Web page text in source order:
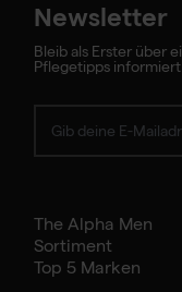
Newsletter
Bleib als Erster über
Pflegetipps informiert.
The Alpha Men
Sortiment
Top 5 Marken
Serum